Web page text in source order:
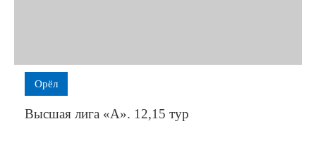
Орёл
Высшая лига «А». 12,15 тур